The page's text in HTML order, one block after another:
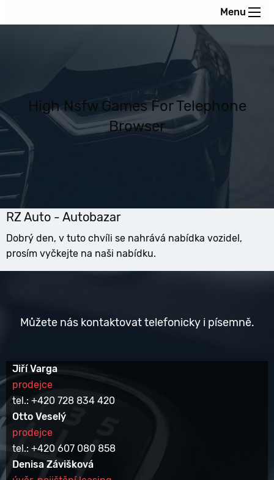
Menu
High Nsfw Games For Telephone
Browser
RZ Auto - Autobazar
Dobrý den, v tuto chvíli se nahrává nabídka vozidel,
prosím vyčkejte na naši nabídku.
Můžete nás kontaktovat telefonicky i písemně.
Jiří Varga
prodejce
tel.: +420 728 834 420
Otto Veselý
prodejce
tel.: +420 607 080 858
Denisa Závišková